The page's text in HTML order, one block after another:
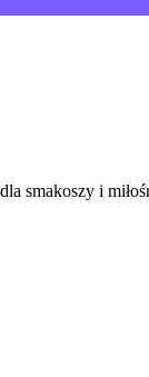
smakoszy i